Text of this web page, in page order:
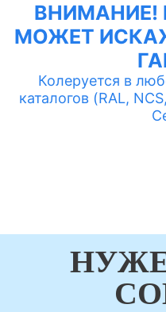
МОЖЕТ
Колеруется в
каталогов (RAL,